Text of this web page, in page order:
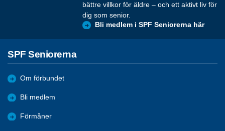
bättre villkor för äldre – och ett aktivt liv för
dig som senior.
Bli medlem i SPF Seniorerna här
SPF Seniorerna
Om förbundet
Bli medlem
Förmåner